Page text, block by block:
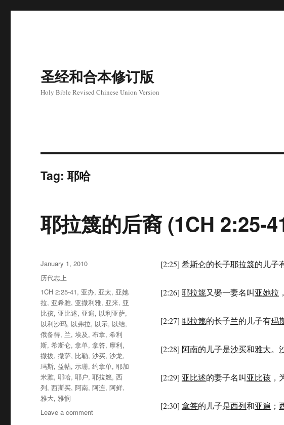
圣经和合本修订版
Holy Bible Revised Chinese Union Version
Tag: 耶哈
耶拉篾的后裔 (1CH 2:25-
[2:25] 希斯仑的长子耶拉篾的儿子
[2:26] 耶拉篾又娶一妻名叫亚她拉
[2:27] 耶拉篾的长子兰的儿子有玛
[2:28] 阿南的儿子是沙买和雅大。
[2:29] 亚比述的妻子名叫亚比孩，
[2:30] 拿答的儿子是西列和亚遍 ；
Posted
on
January 1, 2010
Categories
历代志上
Tags
1CH 2:25-41, 亚办, 亚太, 亚她
拉, 亚希雅, 亚撒利雅, 亚来, 亚
比孩, 亚比述, 亚遍, 以利亚萨,
以利沙玛, 以弗拉, 以示, 以结,
俄备得, 兰,埃及,布拿,希利
斯,希斯仑,拿单,拿答, 摩利,
撒拔,撒萨, 比勒,沙买,沙龙,
玛斯,益帖,示珊,约拿单,耶加
米雅,耶哈,耶户,耶拉篾,西
列,西斯买,阿南,阿连,阿鲜,
雅大,雅悯
Leave a comment